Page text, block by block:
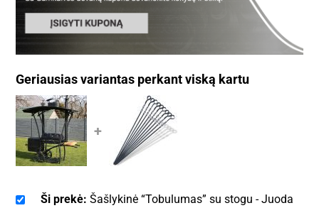
Geriausias variantas perkant viską kartu
+
Ši prekė: Šašlykinė “Tobulumas” su stogu - Juoda